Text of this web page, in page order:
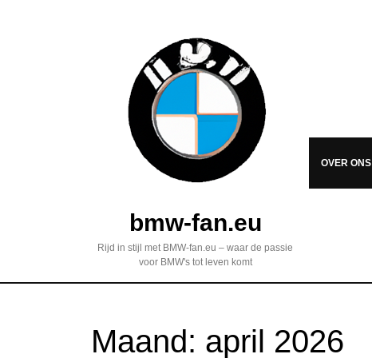
bmw-fan.eu
Rijd in stijl met BMW-fan.eu – waar de passie
voor BMW's tot leven komt
OVER ONS
Maand: april 2026